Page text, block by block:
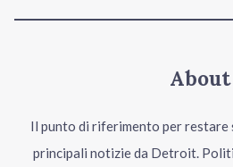
About
Il punto di riferimento per restare
principali notizie da Detroit.